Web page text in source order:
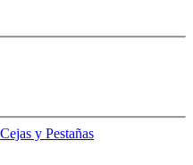
Cejas y Pestañas